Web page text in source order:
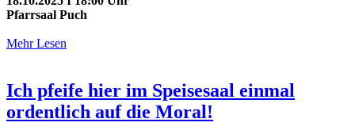
Pfarrsaal Puch
Mehr Lesen
Ich pfeife hier im Speisesaal einmal
ordentlich auf die Moral!